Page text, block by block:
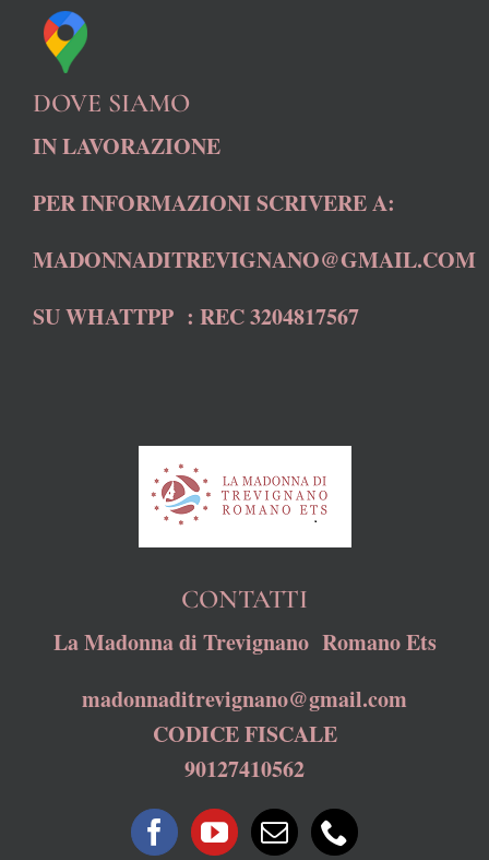
DOVE SIAMO
IN LAVORAZIONE
PER INFORMAZIONI SCRIVERE A:
MADONNADITREVIGNANO@GMAIL.COM
SU WHATTPP : REC 3204817567
CONTATTI
La Madonna di Trevignano Romano Ets
madonnaditrevignano@gmail.com
CODICE FISCALE
90127410562